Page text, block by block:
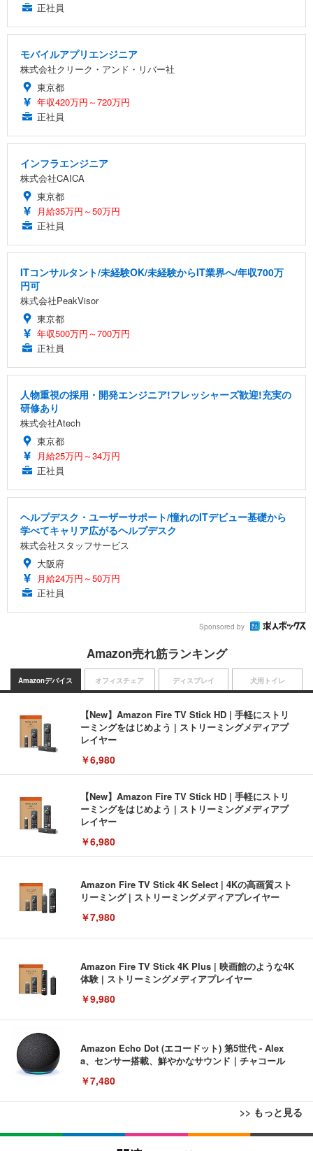
正社員
モバイルアプリエンジニア
株式会社クリーク・アンド・リバー社
東京都
年収420万円～720万円
正社員
インフラエンジニア
株式会社CAICA
東京都
月給35万円～50万円
正社員
ITコンサルタント/未経験OK/未経験からIT業界へ/年収700万
円可
株式会社PeakVisor
東京都
年収500万円～700万円
正社員
人物重視の採用・開発エンジニア!フレッシャーズ歓迎!充実の
研修あり
株式会社Atech
東京都
月給25万円～34万円
正社員
ヘルプデスク・ユーザーサポート/憧れのITデビュー基礎から
学べてキャリア広がるヘルプデスク
株式会社スタッフサービス
大阪府
月給24万円～50万円
正社員
Sponsored by
Amazon売れ筋ランキング
Amazonデバイス
【New】Amazon Fire TV Stick HD | 手軽にストリ
ーミングをはじめよう | ストリーミングメディアプ
レイヤー
￥6,980
【New】Amazon Fire TV Stick HD | 手軽にストリ
ーミングをはじめよう | ストリーミングメディアプ
レイヤー
￥6,980
Amazon Fire TV Stick 4K Select | 4Kの高画質スト
リーミング | ストリーミングメディアプレイヤー
￥7,980
Amazon Fire TV Stick 4K Plus | 映画館のような4K
体験 | ストリーミングメディアプレイヤー
￥9,980
Amazon Echo Dot (エコードット) 第5世代 - Alex
a、センサー搭載、鮮やかなサウンド｜チャコール
￥7,480
>> もっと見る
オフィスチェア
[EdoErgo] オフィスチェア 椅子 テレワーク 疲れな
ディスプレイ
EIZO ビジネス向けプレミアムモニター | FlexScan
犬用トイレ
Amazonベーシック ペットシーツ 薄型 レギュラー 1